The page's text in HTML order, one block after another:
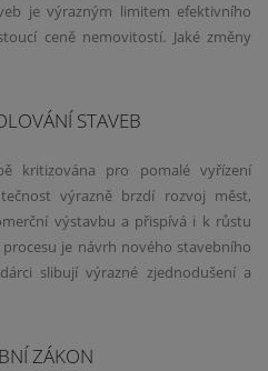
je výrazným limitem efektivního
ceně nemovitostí. Jaké změny
STAVEB
kritizována pro pomalé vyřízení
výrazně brzdí rozvoj měst,
výstavbu a přispívá i k růstu
je návrh nového stavebního
slibují výrazné zjednodušení a
ZÁKON